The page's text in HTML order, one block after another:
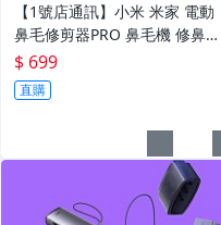
【1號店通訊】小米 米家 電動
鼻毛修剪器PRO 鼻毛機 修鼻毛
鼻毛剪 除鼻毛器 電動鼻毛剪
除鼻毛機 剪鼻毛器【G0611
1】
$ 699
直購